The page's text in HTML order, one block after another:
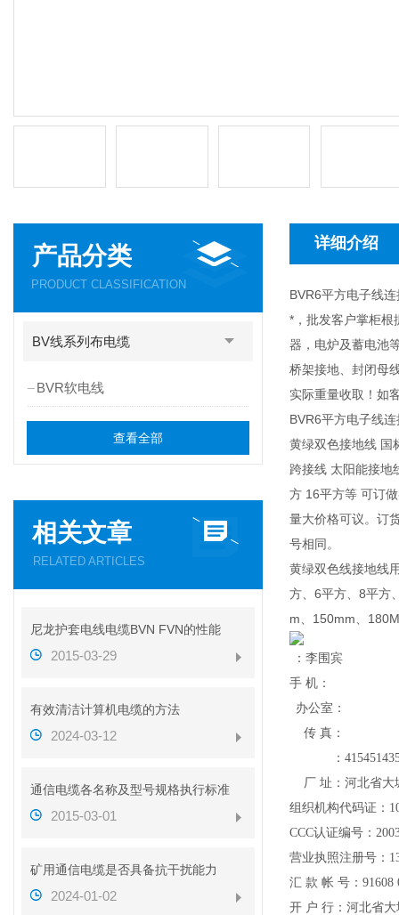
产品分类
PRODUCT CLASSIFICATION
BV线系列布电缆
BVR软电线
查看全部
相关文章
RELATED ARTICLES
尼龙护套电线电缆BVN FVN的性能
2015-03-29
有效清洁计算机电缆的方法
2024-03-12
通信电缆各名称及型号规格执行标准
2015-03-01
矿用通信电缆是否具备抗干扰能力
2024-01-02
详细介绍
BVR6平方电子线
*，批发客户掌柜根
器，电炉及蓄电池
桥架接地、封闭母
实际重量收取！如
BVR6平方电子线
黄绿双色接地线 国
跨接线 太阳能接地
方 16平方等 可订
量大价格可议。订
号相同。
黄绿双色线接地线
方、6平方、8平方
m、150mm、
：李围宾
手 机：
办公室：
传 真：
：
厂 址：河北省
组织机构代码证：
CCC认证编号：
营业执照注册号：
汇 款 帐 号： 91608
开 户 行：河北省